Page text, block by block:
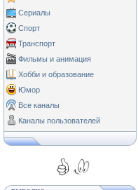
Сериалы
Спорт
Транспорт
Фильмы и анимация
Хобби и образование
Юмор
Все каналы
Каналы пользователей